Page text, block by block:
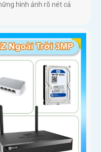
hình ảnh rõ nét cả